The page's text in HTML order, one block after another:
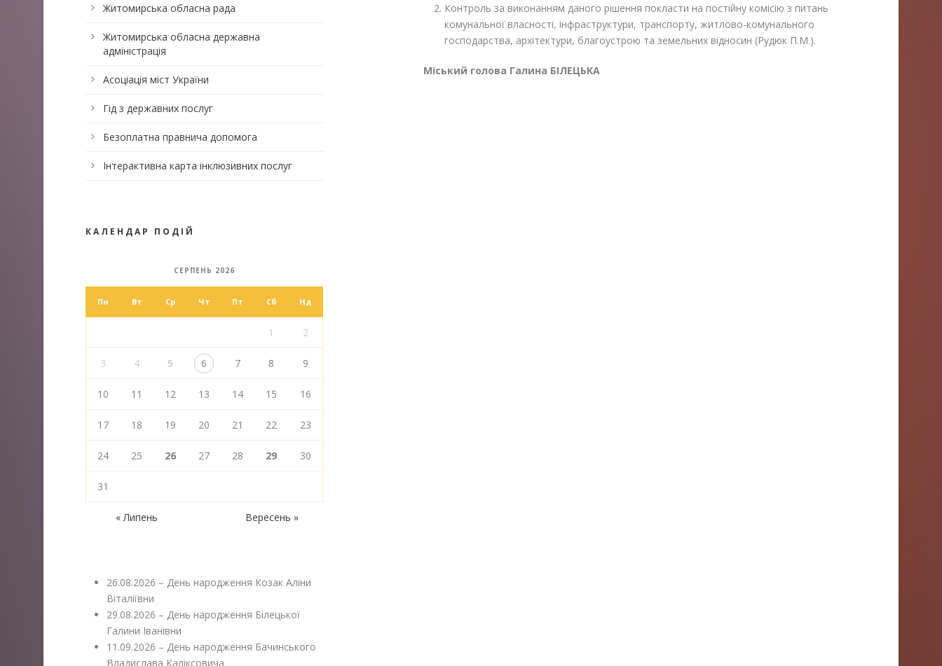
Контроль за виконанням даного рішення покласти на постійну комісію з питань
комунальної власності, інфраструктури, транспорту, житлово-комунального
господарства, архітектури, благоустрою та земельних відносин (Рудюк П.М.).
Міський голова Галина БІЛЕЦЬКА
Житомирська обласна рада
Житомирська обласна державна
адміністрація
Асоціація міст України
Гід з державних послуг
Безоплатна правнича допомога
Інтерактивна карта інклюзивних послуг
КАЛЕНДАР ПОДІЙ
СЕРПЕНЬ 2026
Пн Вт Ср Чт Пт Сб Нд
1 2
3 4 5 6 7 8 9
10 11 12 13 14 15 16
17 18 19 20 21 22 23
24 25 26 27 28 29 30
31
« Липень Вересень »
26.08.2026 – День народження Козак Аліни
Віталіївни
29.08.2026 – День народження Білецької
Галини Іванівни
11.09.2026 – День народження Бачинського
Владислава Каліксовича